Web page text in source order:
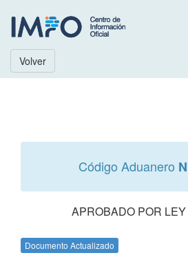
Volver
Código Aduanero
APROBADO POR LEY
Documento Actualizado